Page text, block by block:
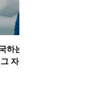
하는 박규영, 아침부
자체~ [O! STAR 숏